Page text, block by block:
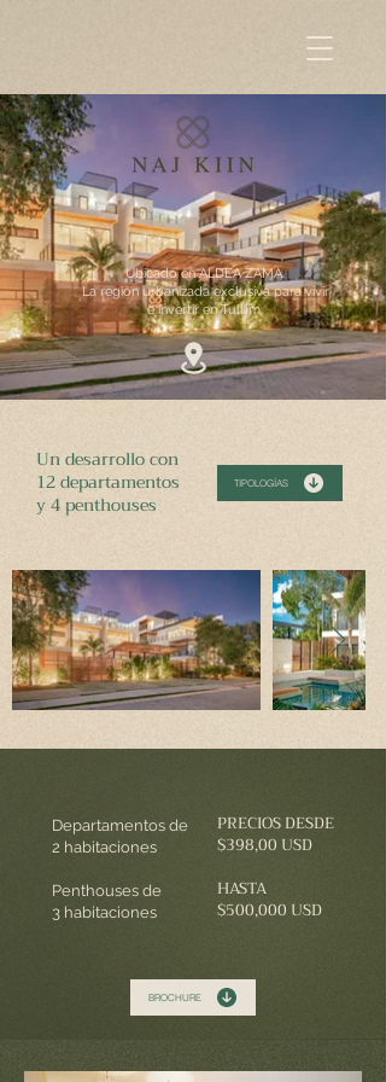
Ubicado en ALDEA ZAMA.
La región urbanizada exclusiva para vivir
e invertir en Tulum.
Un desarrollo con
12departamentos
y 4 penthouses
TIPOLOGÍAS
Departamentos de
2 habitaciones
Penthouses de
3 habitaciones
PRECIOS DESDE
$398,00 USD
HASTA
$500,000 USD
BROCHURE